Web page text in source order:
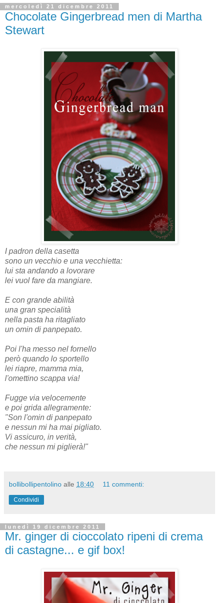
mercoledì 21 dicembre 2011
Chocolate Gingerbread men di Martha
Stewart
I padron della casetta
sono un vecchio e una vecchietta:
lui sta andando a lovorare
lei vuol fare da mangiare.
E con grande abilità
una gran specialità
nella pasta ha ritagliato
un omin di panpepato.
Poi l'ha messo nel fornello
però quando lo sportello
lei riapre, mamma mia,
l'omettino scappa via!
Fugge via velocemente
e poi grida allegramente:
"Son l'omin di panpepato
e nessun mi ha mai pigliato.
Vi assicuro, in verità,
che nessun mi piglierà!"
bollibollipentolino alle 18:40 11 commenti:
Condividi
lunedì 19 dicembre 2011
Mr. ginger di cioccolato ripeni di crema
di castagne... e gif box!